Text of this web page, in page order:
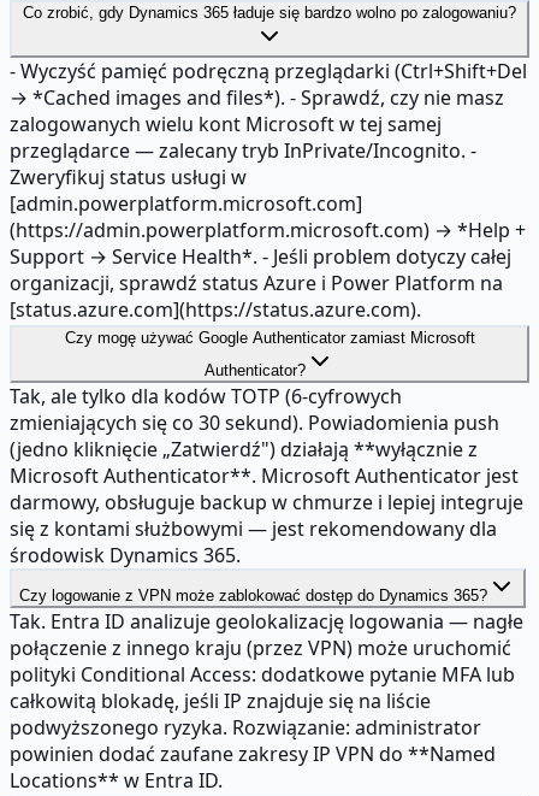
Co zrobić, gdy Dynamics 365 ładuje się bardzo wolno po zalogowaniu?
- Wyczyść pamięć podręczną przeglądarki (Ctrl+Shift+Del
→ *Cached images and files*). - Sprawdź, czy nie masz
zalogowanych wielu kont Microsoft w tej samej
przeglądarce — zalecany tryb InPrivate/Incognito. -
Zweryfikuj status usługi w
[admin.powerplatform.microsoft.com]
(https://admin.powerplatform.microsoft.com) → *Help +
Support → Service Health*. - Jeśli problem dotyczy całej
organizacji, sprawdź status Azure i Power Platform na
[status.azure.com](https://status.azure.com).
Czy mogę używać Google Authenticator zamiast Microsoft
Authenticator?
Tak, ale tylko dla kodów TOTP (6-cyfrowych
zmieniających się co 30 sekund). Powiadomienia push
(jedno kliknięcie „Zatwierdź") działają **wyłącznie z
Microsoft Authenticator**. Microsoft Authenticator jest
darmowy, obsługuje backup w chmurze i lepiej integruje
się z kontami służbowymi — jest rekomendowany dla
środowisk Dynamics 365.
Czy logowanie z VPN może zablokować dostęp do Dynamics 365?
Tak. Entra ID analizuje geolokalizację logowania — nagłe
połączenie z innego kraju (przez VPN) może uruchomić
polityki Conditional Access: dodatkowe pytanie MFA lub
całkowitą blokadę, jeśli IP znajduje się na liście
podwyższonego ryzyka. Rozwiązanie: administrator
powinien dodać zaufane zakresy IP VPN do **Named
Locations** w Entra ID.